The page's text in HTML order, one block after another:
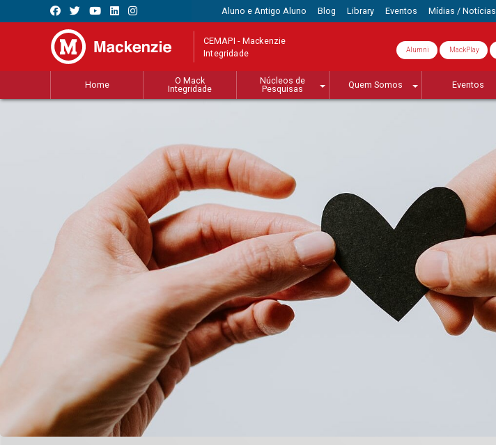
Aluno e Antigo Aluno Blog Library Eventos Mídias / Notícias
CEMAPI - Mackenzie
Integridade Alumni MackPlay
Home
O Mack
Integridade
Núcleos de
Pesquisas
Quem Somos Eventos